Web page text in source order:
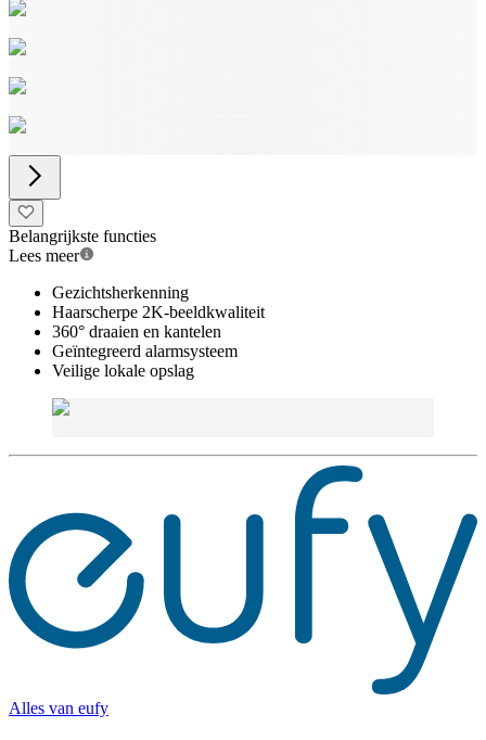
Belangrijkste functies
Lees meer
Gezichtsherkenning
Haarscherpe 2K-beeldkwaliteit
360° draaien en kantelen
Geïntegreerd alarmsysteem
Veilige lokale opslag
Alles van eufy